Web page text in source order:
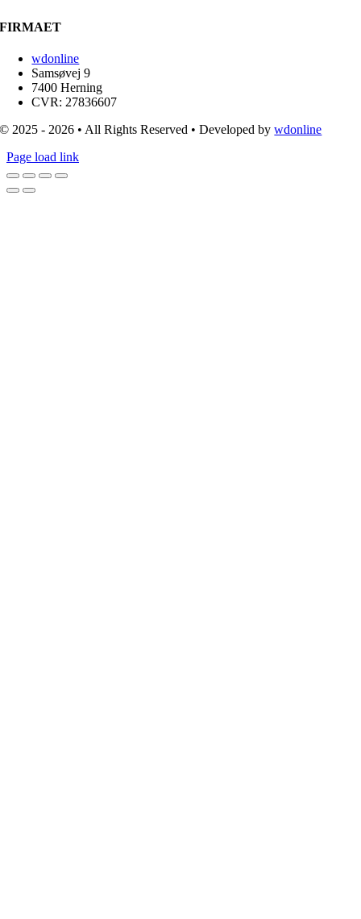
FIRMAET
wdonline
Samsøvej 9
7400 Herning
CVR: 27836607
© 2025 - 2026 • All Rights Reserved • Developed bywdonline
Page load link